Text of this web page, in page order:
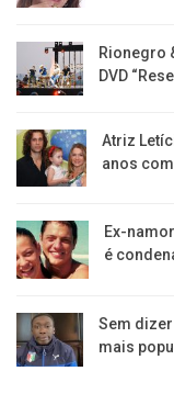
Rionegro
DVD
Atriz
anos
Ex-
é
Sem dizer
mais